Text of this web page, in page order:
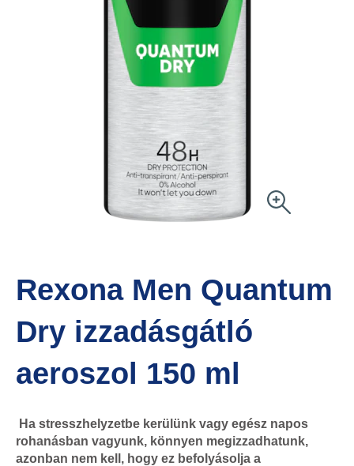
Rexona Men Quantum
Dry izzadásgátló
aeroszol 150 ml
Ha stresszhelyzetbe kerülünk vagy egész napos
rohanásban vagyunk, könnyen megizzadhatunk,
azonban nem kell, hogy ez befolyásolja a